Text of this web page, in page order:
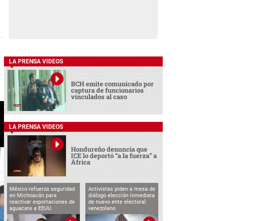
LA PRENSA VIDEOS
BCH emite comunicado por
captura de funcionarios
vinculados al caso
LA PRENSA VIDEOS
Hondureño denuncia que
ICE lo deportó “a la fuerza” a
África
México refuerza seguridad
en Michoacán para
reactivar exportaciones de
aguacate a EEUU
Activistas piden a mesa de
diálogo elección inmediata
de nuevo ente electoral
venezolano